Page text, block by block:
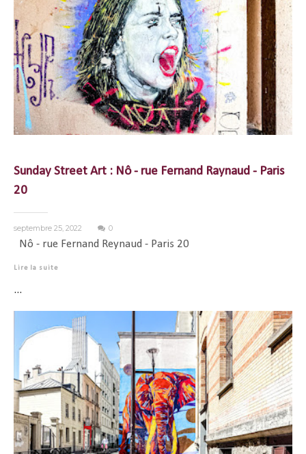
Sunday Street Art : Nô - rue Fernand Raynaud - Paris
20
septembre 25, 2022 0
Nô - rue Fernand Reynaud - Paris 20
Lire la suite
...